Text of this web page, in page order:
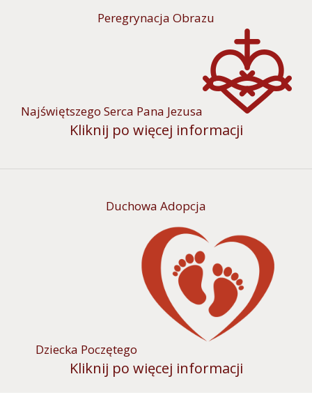
Peregrynacja Obrazu
Najświętszego Serca Pana Jezusa
Kliknij po więcej informacji
Duchowa Adopcja
Dziecka Poczętego
Kliknij po więcej informacji